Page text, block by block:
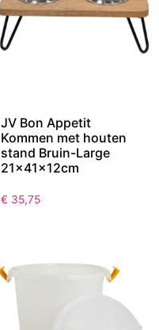
JV Bon Appetit
Kommen met houten
stand Bruin-Large
21x41x12cm
€ 35,75